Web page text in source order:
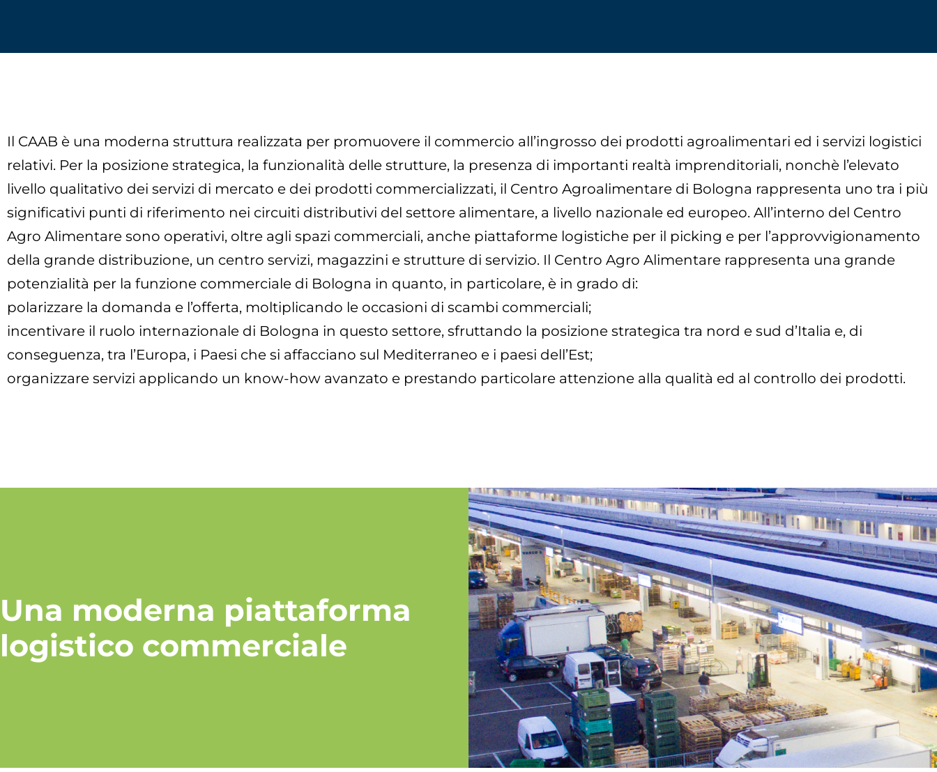
Il CAAB è una moderna struttura realizzata per promuovere il commercio all’ingrosso dei prodotti agroalimentari ed i servizi logistici
relativi. Per la posizione strategica, la funzionalità delle strutture, la presenza di importanti realtà imprenditoriali, nonchè l’elevato
livello qualitativo dei servizi di mercato e dei prodotti commercializzati, il Centro Agroalimentare di Bologna rappresenta uno tra i più
significativi punti di riferimento nei circuiti distributivi del settore alimentare, a livello nazionale ed europeo. All’interno del Centro
Agro Alimentare sono operativi, oltre agli spazi commerciali, anche piattaforme logistiche per il picking e per l’approvvigionamento
della grande distribuzione, un centro servizi, magazzini e strutture di servizio. Il Centro Agro Alimentare rappresenta una grande
potenzialità per la funzione commerciale di Bologna in quanto, in particolare, è in grado di:
polarizzare la domanda e l’offerta, moltiplicando le occasioni di scambi commerciali;
incentivare il ruolo internazionale di Bologna in questo settore, sfruttando la posizione strategica tra nord e sud d’Italia e, di
conseguenza, tra l’Europa, i Paesi che si affacciano sul Mediterraneo e i paesi dell’Est;
organizzare servizi applicando un know-how avanzato e prestando particolare attenzione alla qualità ed al controllo dei prodotti.
Una moderna piattaforma
logistico commerciale